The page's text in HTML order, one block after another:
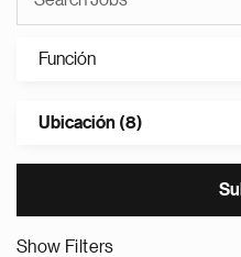
Función
Ubicación (8)
Show Filters